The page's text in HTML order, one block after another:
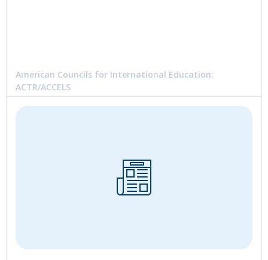
American Councils for International Education:
ACTR/ACCELS